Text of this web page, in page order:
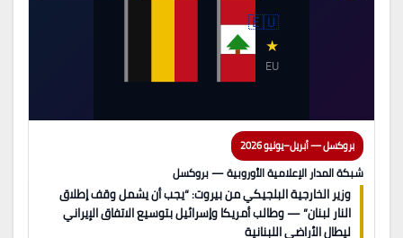
🇪🇺
★
EU
بروكسل — أبريل–يونيو 2026
شبكة المدار الإعلامية الأوروبية — بروكسل
وزير الخارجية البلجيكي من بيروت: “يجب أن يشمل وقف إطلاق
النار لبنان” — وطالب أمريكا وإسرائيل بتوسيع الاتفاق الإيراني
ليطال الأراضي اللبنانية